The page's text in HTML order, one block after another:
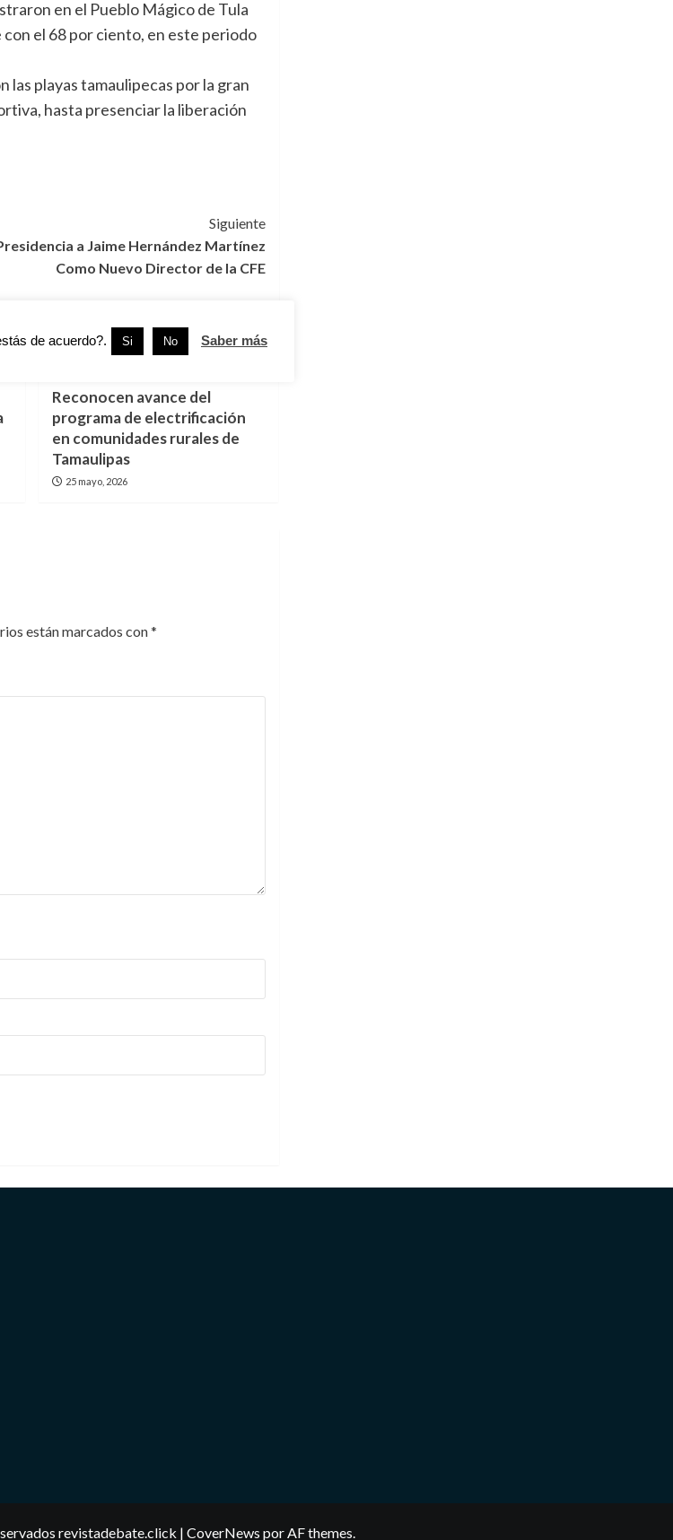
en el Pueblo Mágico de Tula
el 68 por ciento, en este periodo
playas tamaulipecas por la gran
hasta presenciar la liberación
Siguiente
a Jaime Hernández Martínez
Como Nuevo Director de la CFE
Reconocen avance del
programa de electrificación
en comunidades rurales de
Tamaulipas
25 mayo, 2026
están marcados con*
revistadebate.click | CoverNews por AF themes.
de acuerdo?. Si No Saber más